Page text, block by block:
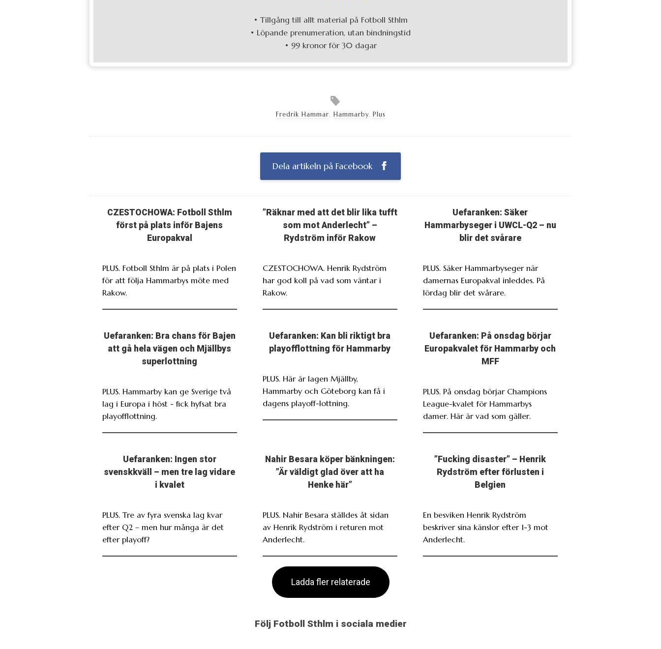
• Tillgång till allt material på Fotboll Sthlm
• Löpande prenumeration, utan bindningstid
• 99 kronor för 30 dagar
Fredrik Hammar, Hammarby, Plus
Dela artikeln på Facebook
CZESTOCHOWA: Fotboll Sthlm
först på plats inför Bajens
Europakval
PLUS. Fotboll Sthlm är på plats i Polen
för att följa Hammarbys möte med
Rakow.
”Räknar med att det blir lika tufft
som mot Anderlecht” –
Rydström inför Rakow
CZESTOCHOWA. Henrik Rydström
har god koll på vad som väntar i
Rakow.
Uefaranken: Säker
Hammarbyseger i UWCL-Q2 – nu
blir det svårare
PLUS. Säker Hammarbyseger när
damernas Europakval inleddes. På
lördag blir det svårare.
Uefaranken: Bra chans för Bajen
att gå hela vägen och Mjällbys
superlottning
PLUS. Hammarby kan ge Sverige två
lag i Europa i höst - fick hyfsat bra
playofflottning.
Uefaranken: Kan bli riktigt bra
playofflottning för Hammarby
PLUS. Här är lagen Mjällby,
Hammarby och Göteborg kan få i
dagens playoff-lottning.
Uefaranken: På onsdag börjar
Europakvalet för Hammarby och
MFF
PLUS. På onsdag börjar Champions
League-kvalet för Hammarbys
damer. Här är vad som gäller.
Uefaranken: Ingen stor
svenskkväll – men tre lag vidare
i kvalet
PLUS. Tre av fyra svenska lag kvar
efter Q2 – men hur många är det
efter playoff?
Nahir Besara köper bänkningen:
”Är väldigt glad över att ha
Henke här”
PLUS. Nahir Besara ställdes åt sidan
av Henrik Rydström i returen mot
Anderlecht.
”Fucking disaster” – Henrik
Rydström efter förlusten i
Belgien
En besviken Henrik Rydström
beskriver sina känslor efter 1-3 mot
Anderlecht.
Ladda fler relaterade
Följ Fotboll Sthlm i sociala medier